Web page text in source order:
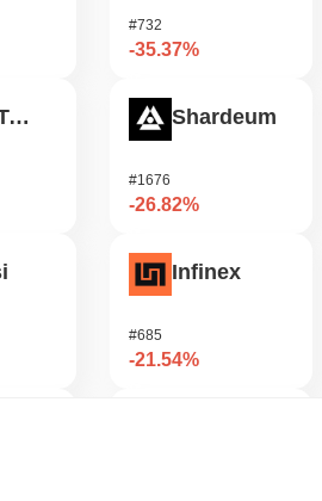
OVERTAKE
#732
-35.37%
Shardeum
#1676
-26.82%
Infinex
#685
-21.54%